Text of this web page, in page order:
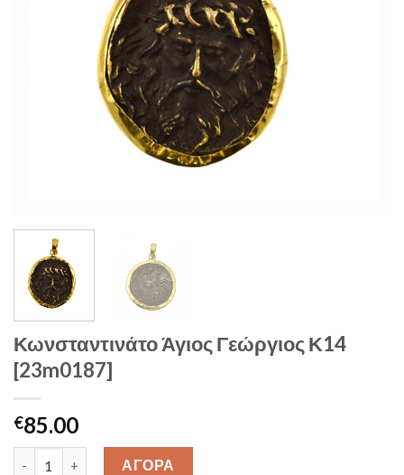
Κωνσταντινάτο Άγιος Γεώργιος Κ14
[23m0187]
€85.00
Κωνσταντινάτο Άγιος Γεώργιος Κ14 [23m0187] quantity
ΑΓΟΡΑ